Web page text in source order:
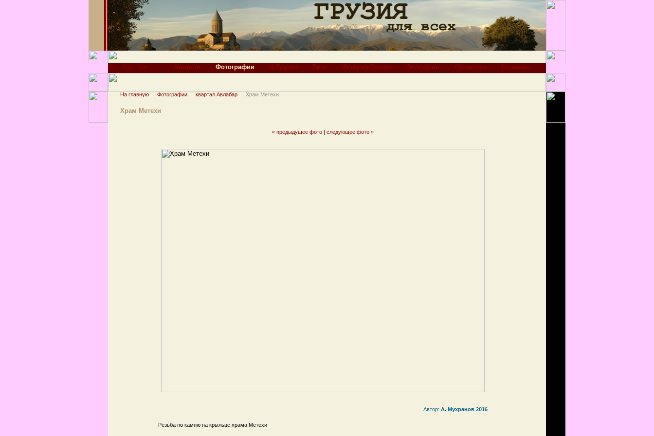
Новости Фотографии О Грузии Виза История Грузии Экскурсии Об авторе Гостевая
На главную Фотографии квартал Авлабар Храм Метехи
Храм Метехи
« предыдущее фото | следующее фото »
Автор: А. Мухранов 2016
Резьба по камню на крыльце храма Метехи